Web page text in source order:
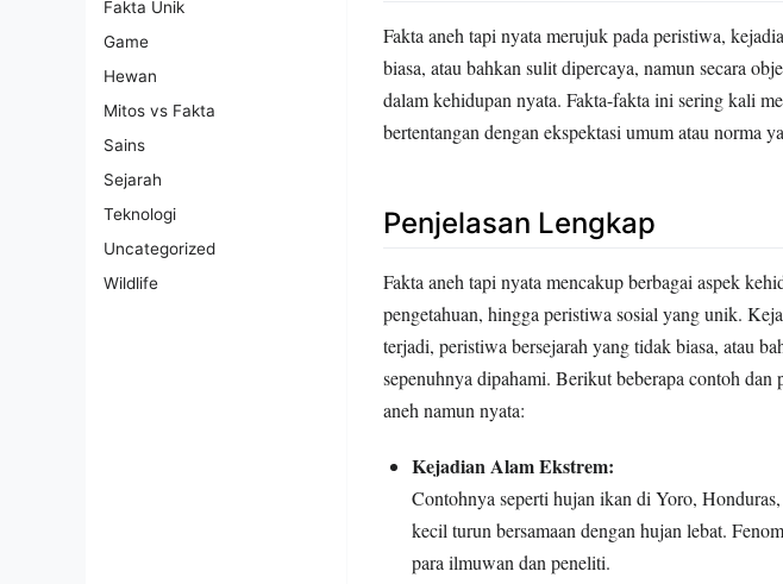
Fakta Unik
Game
Hewan
Mitos vs Fakta
Sains
Sejarah
Teknologi
Uncategorized
Wildlife
Fakta aneh tapi nyata merujuk pada peristiwa,
biasa, atau bahkan sulit dipercaya, namun secara
dalam kehidupan nyata. Fakta-fakta ini sering kali
bertentangan dengan ekspektasi umum atau norma
Penjelasan Lengkap
Fakta aneh tapi nyata mencakup berbagai aspek
pengetahuan, hingga peristiwa sosial yang unik.
terjadi, peristiwa bersejarah yang tidak biasa, atau
sepenuhnya dipahami. Berikut beberapa contoh
aneh namun nyata:
Kejadian Alam Ekstrem:
Contohnya seperti hujan ikan di Yoro,
kecil turun bersamaan dengan hujan lebat.
para ilmuwan dan peneliti.